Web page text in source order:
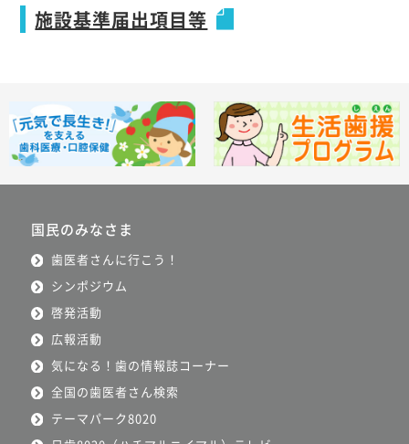
施設基準届出項目等
国民のみなさま
歯医者さんに行こう！
シンポジウム
啓発活動
広報活動
気になる！歯の情報誌コーナー
全国の歯医者さん検索
テーマパーク8020